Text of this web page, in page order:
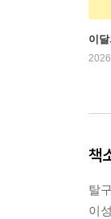
이
책
탈
이